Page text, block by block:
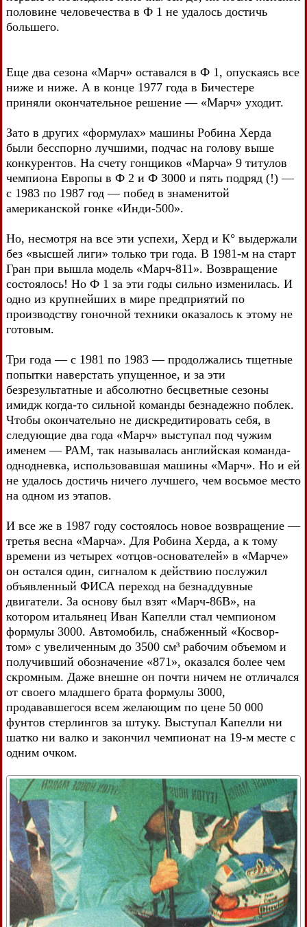
половине человечества в Ф 1 не удалось достичь
большего.
Еще два сезона «Марч» оставался в Ф 1, опускаясь все
ниже и ниже. А в конце 1977 года в Бичестере
приняли окончательное решение — «Марч» уходит.
Зато в других «формулах» машины Робина Херда
были бесспорно лучшими, подчас на голову выше
конкурентов. На счету гонщиков «Марча» 9 титулов
чемпиона Европы в Ф 2 и Ф 3000 и пять подряд (!) —
с 1983 по 1987 год — побед в знаменитой
американской гонке «Инди-500».
Но, несмотря на все эти успехи, Херд и К° выдержали
без «высшей лиги» только три года. В 1981-м на старт
Гран при вышла модель «Марч-811». Возвращение
состоялось! Но Ф 1 за эти годы сильно изменилась. И
одно из крупнейших в мире предприятий по
производству гоночной техники оказалось к этому не
готовым.
Три года — с 1981 по 1983 — продолжались тщетные
попытки наверстать упущенное, и за эти
безрезультатные и абсолютно бесцветные сезоны
имидж когда-то сильной команды безнадежно поблек.
Чтобы окончательно не дискредитировать себя, в
следующие два года «Марч» выступал под чужим
именем — РАМ, так называлась английская команда-
однодневка, использовавшая машины «Марч». Но и ей
не удалось достичь ничего лучшего, чем восьмое место
на одном из этапов.
И все же в 1987 году состоялось новое возвращение —
третья весна «Марча». Для Робина Херда, а к тому
времени из четырех «отцов-основателей» в «Марче»
он остался один, сигналом к действию послужил
объявленный ФИСА переход на безнаддувные
двигатели. За основу был взят «Марч-86В», на
котором итальянец Иван Капелли стал чемпионом
формулы 3000. Автомобиль, снабженный «Косвор-
том» с увеличенным до 3500 см³ рабочим объемом и
получивший обозначение «871», оказался более чем
скромным. Даже внешне он почти ничем не отличался
от своего младшего брата формулы 3000,
продававшегося всем желающим по цене 50 000
фунтов стерлингов за штуку. Выступал Капелли ни
шатко ни валко и закончил чемпионат на 19-м месте с
одним очком.